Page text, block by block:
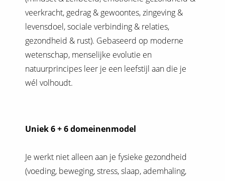
veerkracht, gedrag & gewoontes, zingeving &
levensdoel, sociale verbinding & relaties,
gezondheid & rust). Gebaseerd op moderne
wetenschap, menselijke evolutie en
natuurprincipes leer je een leefstijl aan die je
wél volhoudt.
Uniek 6 + 6 domeinenmodel
Je werkt niet alleen aan je fysieke gezondheid
(voeding, beweging, stress, slaap, ademhaling,